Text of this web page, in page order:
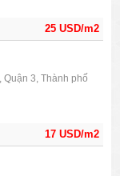
25 USD/m2
17 USD/m2
3, Thành phố